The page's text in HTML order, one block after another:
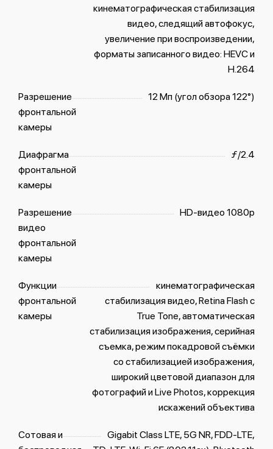
кинематографическая стабилизация
видео, следящий автофокус,
увеличение при воспроизведении,
форматы записанного видео: HEVC и
H.264
Разрешение
фронтальной
камеры
12 Мп (угол обзора 122°)
Диафрагма
фронтальной
камеры
ƒ/2.4
Разрешение
видео
фронтальной
камеры
HD-видео 1080p
Функции
фронтальной
камеры
кинематографическая
стабилизация видео, Retina Flash с
True Tone, автоматическая
стабилизация изображения, серийная
съемка, режим покадровой съёмки
со стабилизацией изображения,
широкий цветовой диапазон для
фотографий и Live Photos, коррекция
искажений объектива
Сотовая и
Gigabit Class LTE, 5G NR, FDD‑LTE,